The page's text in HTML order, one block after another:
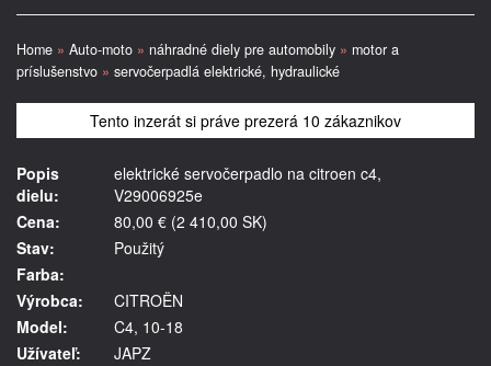
Home » Auto-moto » náhradné diely pre automobily » motor a
príslušenstvo » servočerpadlá elektrické, hydraulické
Tento inzerát si práve prezerá 10 zákaznikov
Popis
dielu:
elektrické servočerpadlo na citroen c4,
V29006925e
Cena:
80,00 € (2 410,00 SK)
Stav:
Použitý
Farba:
Výrobca:
CITROËN
Model:
C4, 10-18
Užívateľ:
JAPZ